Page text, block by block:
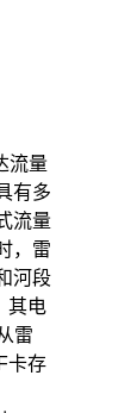
流量
有多
流量
，雷
河段
其电
雷
卡存